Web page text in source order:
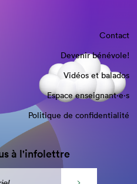
Contact
Devenir bénévole!
Vidéos et balados
Espace enseignant·e⋅s
Politique de confidentialité
à l'infolettre